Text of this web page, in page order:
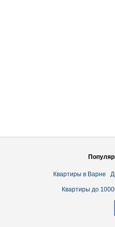
Квартиры в Варне
Квартиры до